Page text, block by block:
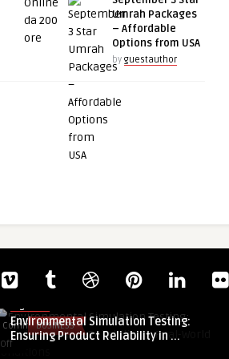
Umrah Packages
– Affordable
Options from USA
by guestauthor
Comments
Off
on
BUSINESS
Environmental Simulation Testing:
Ensuring Product Reliability in ...